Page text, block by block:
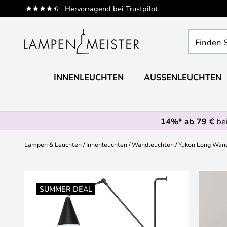
Hervorragend bei Trustpilot
Zum
Inhalt
Sie
Leuchte...
INNENLEUCHTEN AUSSENLEUCHTEN
14%* ab 79 €
Lampen & Leuchten Innenleuchten Wandleuchten Yukon Long
SUMMER DEAL
Ende
Bildgalerie